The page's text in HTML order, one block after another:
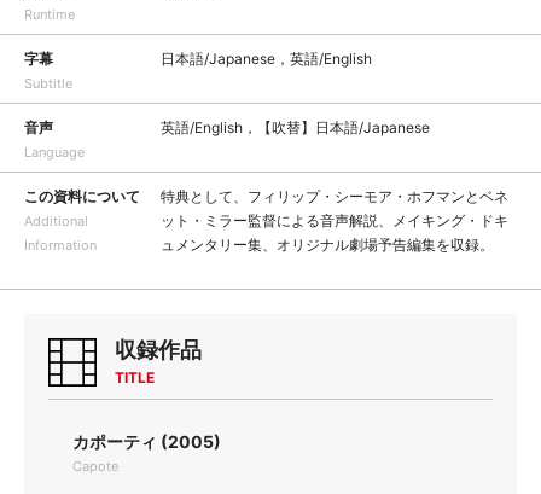
Runtime
字幕
Subtitle
日本語/Japanese，英語/English
音声
Language
英語/English，【吹替】日本語/Japanese
この資料について
Additional
Information
特典として、フィリップ・シーモア・ホフマンとベネ
ット・ミラー監督による音声解説、メイキング・ドキ
ュメンタリー集、オリジナル劇場予告編集を収録。
収録作品
TITLE
カポーティ (2005)
Capote